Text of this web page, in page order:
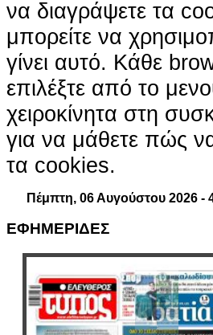
να διαγράψετε τα
μπορείτε να
γίνει αυτό. Κάθε
επιλέξτε από το
χειροκίνητα στη
για να μάθετε πώς
τα cookies.
Πέμπτη, 06 Αυγούστου 2026 -
ΕΦΗΜΕΡΙΔΕΣ